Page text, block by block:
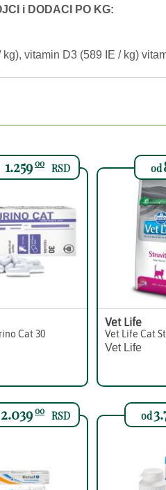
i DODACI PO KG:
vitamin D3 (589 IE / kg)
1.25900 RSD
Cat 30
od
Vet Life
Vet Life Cat
Vet Life
2.03900 RSD od